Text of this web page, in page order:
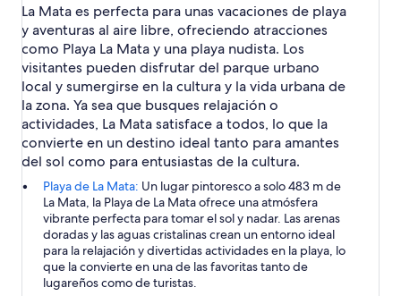
La Mata es perfecta para unas vacaciones de playa
y aventuras al aire libre, ofreciendo atracciones
como Playa La Mata y una playa nudista. Los
visitantes pueden disfrutar del parque urbano
local y sumergirse en la cultura y la vida urbana de
la zona. Ya sea que busques relajación o
actividades, La Mata satisface a todos, lo que la
convierte en un destino ideal tanto para amantes
del sol como para entusiastas de la cultura.
Playa de La Mata: Un lugar pintoresco a solo 483 m de
La Mata, la Playa de La Mata ofrece una atmósfera
vibrante perfecta para tomar el sol y nadar. Las arenas
doradas y las aguas cristalinas crean un entorno ideal
para la relajación y divertidas actividades en la playa, lo
que la convierte en una de las favoritas tanto de
lugareños como de turistas.